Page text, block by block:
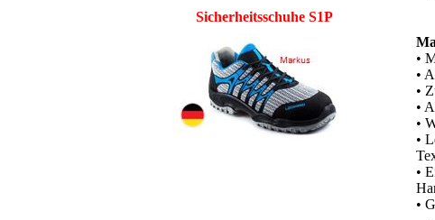
Sicherheitsschuhe S1P
•
•
•
•
•
•
•
•